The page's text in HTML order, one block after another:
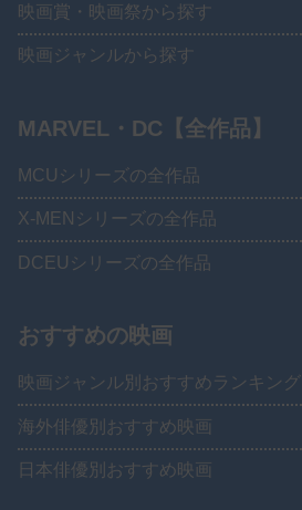
映画賞・映画祭から探す
映画ジャンルから探す
MARVEL・DC【全作品】
MCUシリーズの全作品
X-MENシリーズの全作品
DCEUシリーズの全作品
おすすめの映画
映画ジャンル別おすすめランキング
海外俳優別おすすめ映画
日本俳優別おすすめ映画